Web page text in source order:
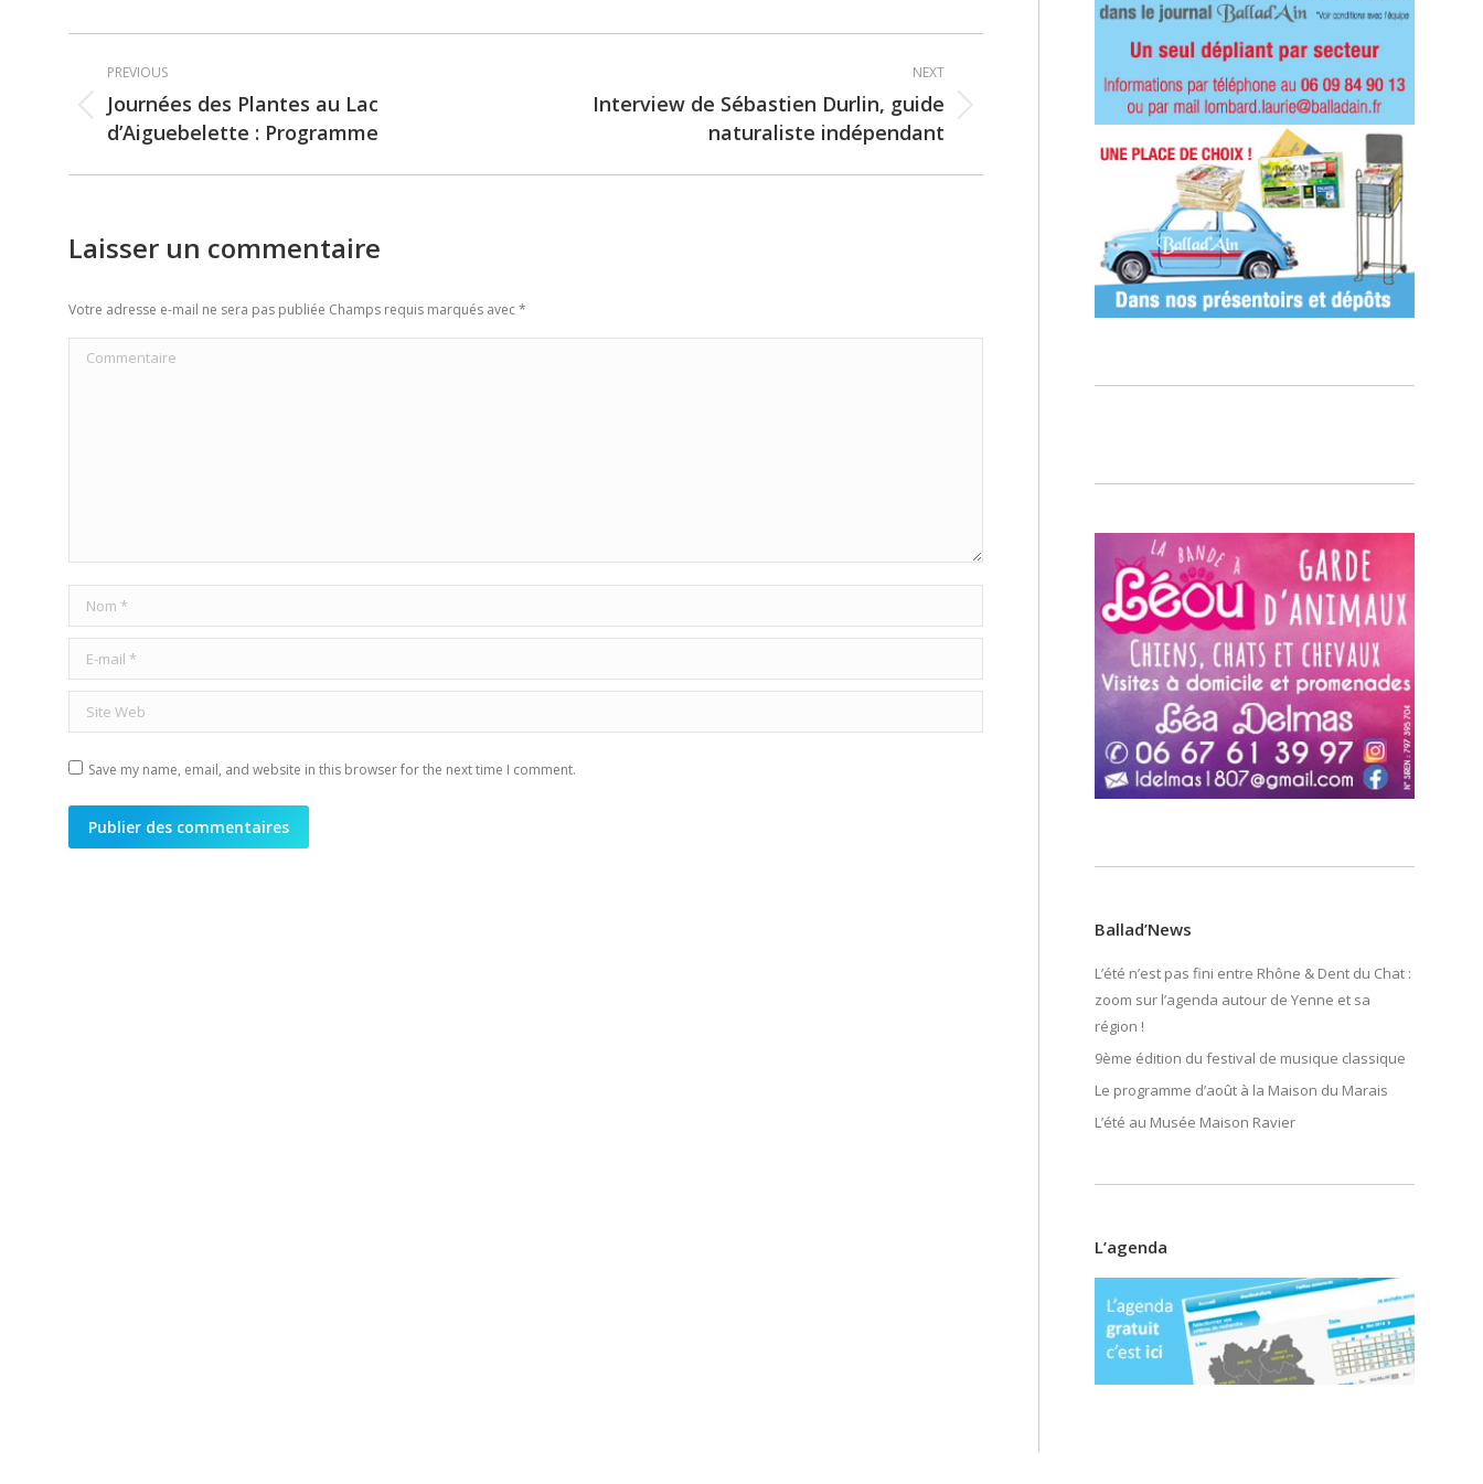
Post
navigation
PREVIOUS
Previous
post:
Journées des Plantes au Lac
d’Aiguebelette : Programme
NEXT
Interview de Sébastien Durlin, guide
naturaliste indépendant
Laisser un commentaire
Votre adresse e-mail ne sera pas publiée Champs requis marqués avec*
Commentaire
Nom *
E-mail *
Site Web
Save my name, email, and website in this browser for the next time I comment.
Publier des commentaires
Ballad’News
L’été n’est pas fini entre Rhône & Dent du Chat :
zoom sur l’agenda autour de Yenne et sa
région !
9ème édition du festival de musique classique
Le programme d’août à la Maison du Marais
L’été au Musée Maison Ravier
L’agenda